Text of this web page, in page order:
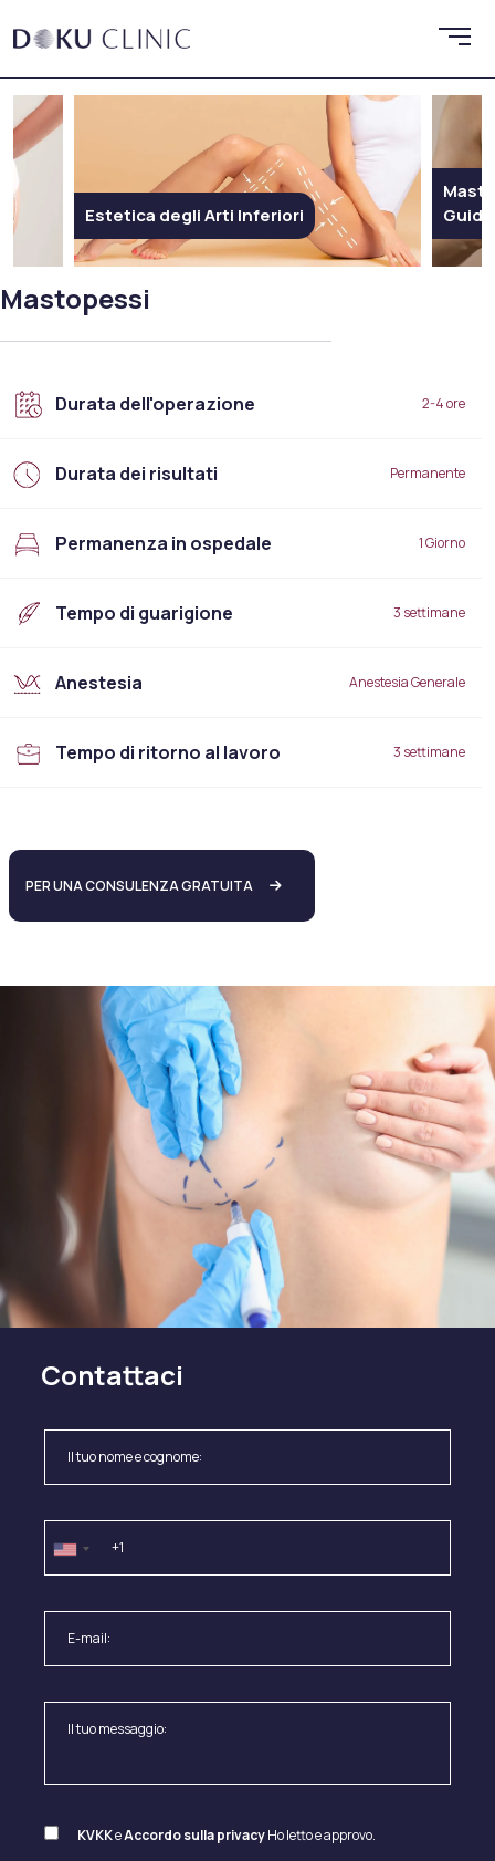
Mastoplastica Additiva in Turchia:
Guida Completa all’Aumento del Seno
Mastopessi
Durata dell'operazione 2-4 ore
Durata dei risultati Permanente
Permanenza in ospedale 1 Giorno
Tempo di guarigione 3 settimane
Anestesia Anestesia Generale
Tempo di ritorno al lavoro 3 settimane
PER UNA CONSULENZA GRATUITA
Contattaci
KVKKeAccordo sulla privacyHo letto e approvo.